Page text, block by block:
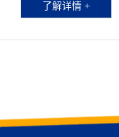
了解详情 +